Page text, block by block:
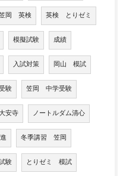
岡 英検 英検 とりゼミ
模擬試験 成績
入試対策 岡山 模試
験 笠岡 中学受験
安寺 ノートルダム清心
冬季講習 笠岡
験 とりゼミ 模試